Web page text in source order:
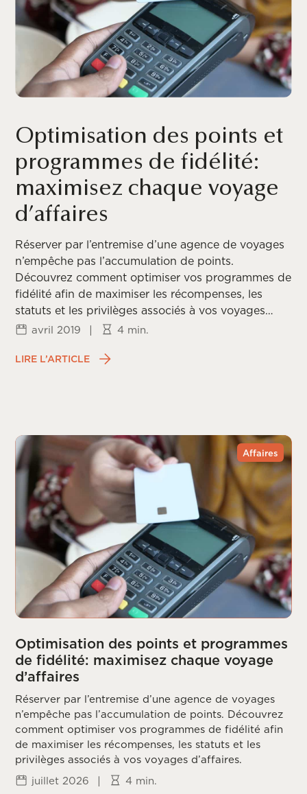
Optimisation des points et
programmes de fidélité:
maximisez chaque voyage
d’affaires
Réserver par l’entremise d’une agence de voyages
n’empêche pas l’accumulation de points.
Découvrez comment optimiser vos programmes de
fidélité afin de maximiser les récompenses, les
statuts et les privilèges associés à vos voyages
d’affaires.
avril 2019 | 4 min.
LIRE L’ARTICLE
Affaires
Optimisation des points et programmes
de fidélité: maximisez chaque voyage
d’affaires
Réserver par l’entremise d’une agence de voyages
n’empêche pas l’accumulation de points. Découvrez
comment optimiser vos programmes de fidélité afin
de maximiser les récompenses, les statuts et les
privilèges associés à vos voyages d’affaires.
juillet 2026
| 4 min.